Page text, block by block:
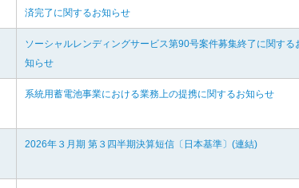
済完了に関するお知らせ
ソーシャルレンディングサービス第90号案件募集終了に関する
知らせ
系統用蓄電池事業における業務上の提携に関するお知らせ
2026年３月期 第３四半期決算短信〔日本基準〕(連結)